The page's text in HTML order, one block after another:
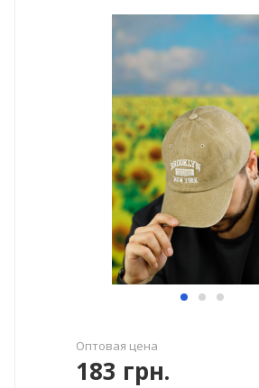
Оптовая цена
183 грн.